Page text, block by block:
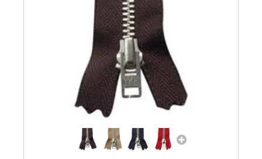
Patronen, Boeken & Tijdschriften
Gordijnen & Co